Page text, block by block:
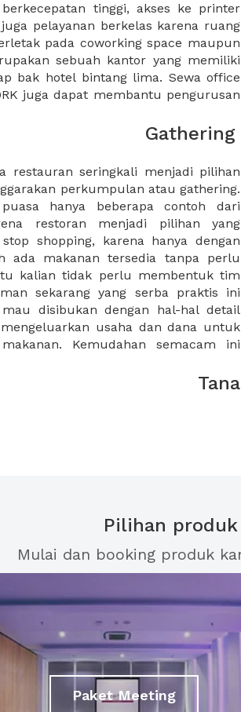
tinggi, akses ke printer
pelayanan berkelas karena ruang
pada coworking space maupun
sebuah kantor yang memiliki
bak hotel bintang lima. Sewa office
juga dapat membantu pengurusan
dapat memilih kantor yang akan anda
survey atau mengunjungi calon
dibuat lebih mudah untuk sewa
sewa kantor murah karena harga
restauran seringkali menjadi pilihan
perkumpulan atau gathering.
hanya beberapa contoh dari
restoran menjadi pilihan yang
shopping, karena hanya dengan
ada makanan tersedia tanpa perlu
kalian tidak perlu membentuk tim
sekarang yang serba praktis ini
disibukan dengan hal-hal detail
usaha dan dana untuk
Kemudahan semacam ini
mengimbangi kesibukan
tinggi. oleh karena itu, kami, XWORK
ratusan restoran untuk membuat
kalian juga tidak perlu
makanan di restoran yang kami
restoran yang ada di situs kami telah
rasa yang tidak di ragukan. pesan
untuk acara gathering anda
Pilihan produk
Mulai dan booking produk
Paket Meeting